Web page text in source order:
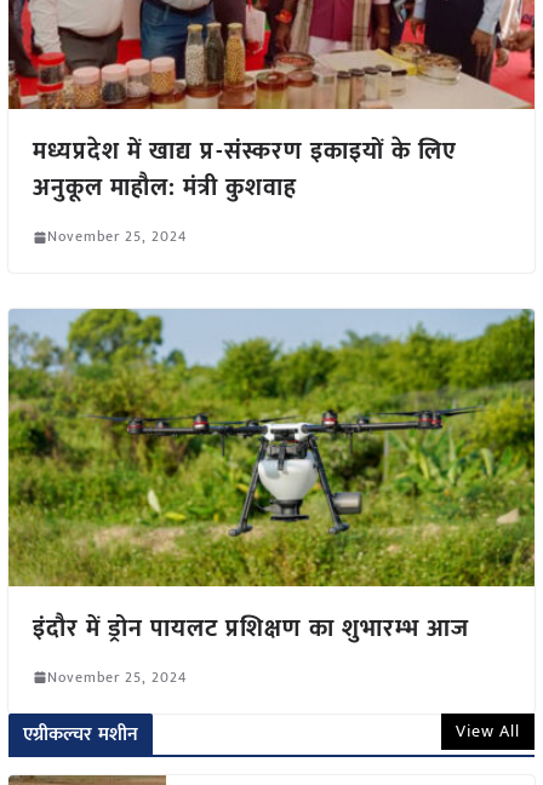
मध्यप्रदेश में खाद्य प्र-संस्करण इकाइयों के लिए
अनुकूल माहौल: मंत्री कुशवाह
November 25, 2024
इंदौर में ड्रोन पायलट प्रशिक्षण का शुभारम्भ आज
November 25, 2024
एग्रीकल्चर मशीन View All